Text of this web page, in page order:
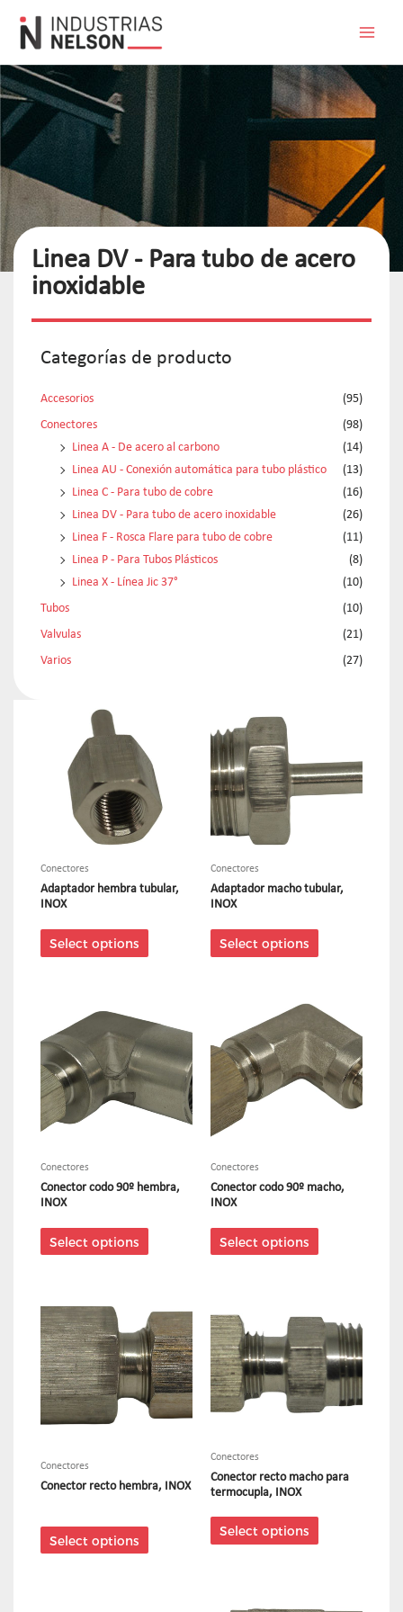
Linea DV - Para tubo de acero
inoxidable
Categorías de producto
Accesorios
(95)
Conectores
(98)
Linea A - De acero al carbono
(14)
Linea AU - Conexión automática para tubo plástico
(13)
Linea C - Para tubo de cobre
(16)
Linea DV - Para tubo de acero inoxidable
(26)
Linea F - Rosca Flare para tubo de cobre
(11)
Linea P - Para Tubos Plásticos
(8)
Linea X - Línea Jic 37°
(10)
Tubos
(10)
Valvulas
(21)
Varios
(27)
Conectores
Adaptador hembra tubular,
INOX
Select options
Conectores
Adaptador macho tubular,
INOX
Select options
Conectores
Conector codo 90º hembra,
INOX
Select options
Conectores
Conector codo 90º macho,
INOX
Select options
Conectores
Conector recto hembra, INOX
Select options
Conectores
Conector recto macho para
termocupla, INOX
Select options